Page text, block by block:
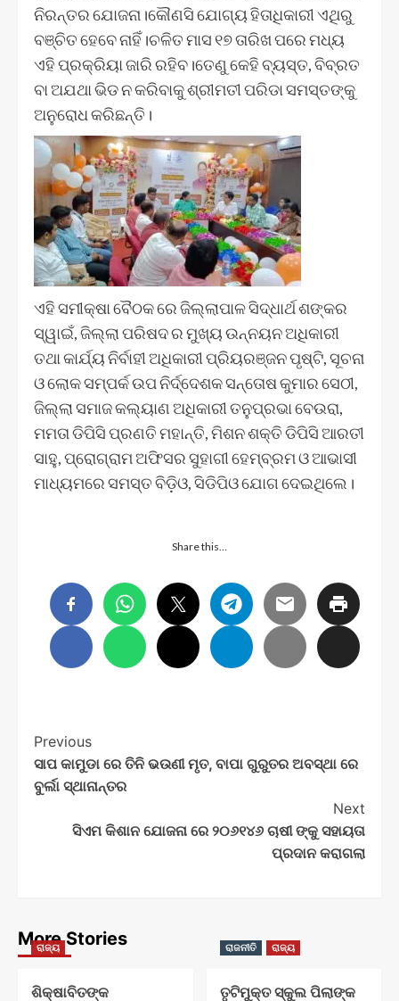
ନିରନ୍ତର ଯୋଜନା।କୌଣସି ଯୋଗ୍ୟ ହିତାଧିକାରୀ ଏଥିରୁ
ବଞ୍ଚିତ ହେବେ ନାହିଁ।ଚଳିତ ମାସ ୧୭ ତାରିଖ ପରେ ମଧ୍ୟ
ଏହି ପ୍ରକ୍ରିୟା ଜାରି ରହିବ।ତେଣୁ କେହି ବ୍ୟସ୍ତ, ବିବ୍ରତ
ବା ଅଯଥା ଭିଡ ନ କରିବାକୁ ଶ୍ରୀମତୀ ପରିଡା ସମସ୍ତଙ୍କୁ
ଅନୁରୋଧ କରିଛନ୍ତି।
ଏହି ସମୀକ୍ଷା ବୈଠକ ରେ ଜିଲ୍ଲାପାଳ ସିଦ୍ଧାର୍ଥ ଶଙ୍କର
ସ୍ୱାଇଁ, ଜିଲ୍ଲା ପରିଷଦ ର ମୁଖ୍ୟ ଉନ୍ନୟନ ଅଧିକାରୀ
ତଥା କାର୍ଯ୍ୟ ନିର୍ବାହୀ ଅଧିକାରୀ ପ୍ରିୟରଞ୍ଜନ ପୃଷ୍ଟି, ସୂଚନା
ଓ ଲୋକ ସମ୍ପର୍କ ଉପ ନିର୍ଦ୍ଦେଶକ ସନ୍ତୋଷ କୁମାର ସେଠୀ,
ଜିଲ୍ଲା ସମାଜ କଲ୍ୟାଣ ଅଧିକାରୀ ତନୁପ୍ରଭା ବେଉରା,
ମମତା ଡିପିସି ପ୍ରଣତି ମହାନ୍ତି, ମିଶନ ଶକ୍ତି ଡିପିସି ଆରତୀ
ସାହୁ, ପ୍ରୋଗ୍ରାମ ଅଫିସର ସୁହାଗୀ ହେମ୍ବ୍ରମ ଓ ଆଭାସୀ
ମାଧ୍ୟମରେ ସମସ୍ତ ବିଡ଼ିଓ, ସିଡିପିଓ ଯୋଗ ଦେଇଥିଲେ।
Share this…
Post
Navigation
Previous
ସାପ କାମୁଡା ରେ ତିନି ଭଉଣୀ ମୃତ, ବାପା ଗୁରୁତର ଅବସ୍ଥା ରେ
ବୁର୍ଲା ସ୍ଥାନାନ୍ତର
Next
ସିଏମ କିଶାନ ଯୋଜନା ରେ ୨୦୬୧୪୬ ଚାଷୀ ଙ୍କୁ ସହାୟତା
ପ୍ରଦାନ କରାଗଲା
More Stories
ରାଜ୍ୟ
ଶିକ୍ଷାବିତଙ୍କ
ରାଜନୀତି ରାଜ୍ୟ
ତୃଟିମୁକ୍ତ ସ୍କୁଲ ପିଲାଙ୍କ